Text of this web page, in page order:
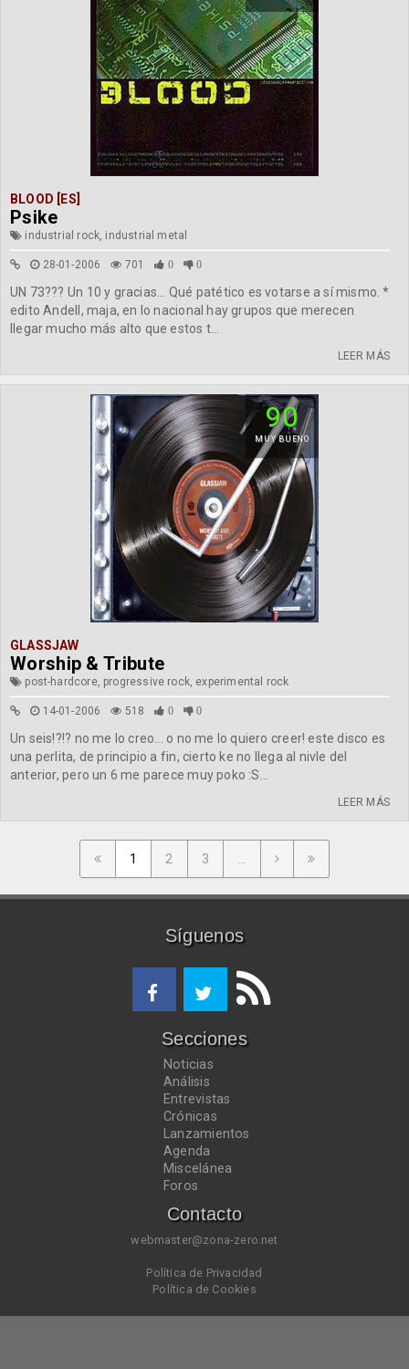
BLOOD [ES]
Psike
industrial rock, industrial metal
28-01-2006 701 0 0
UN 73??? Un 10 y gracias... Qué patético es votarse a sí mismo. *
edito Andell, maja, en lo nacional hay grupos que merecen
llegar mucho más alto que estos t...
LEER MÁS
90
MUY BUENO
GLASSJAW
Worship & Tribute
post-hardcore, progressive rock, experimental rock
14-01-2006 518 0 0
Un seis!?!? no me lo creo... o no me lo quiero creer! este disco es
una perlita, de principio a fin, cierto ke no llega al nivle del
anterior, pero un 6 me parece muy poko :S...
LEER MÁS
1 2 3
Síguenos
Secciones
Noticias
Análisis
Entrevistas
Crónicas
Lanzamientos
Agenda
Miscelánea
Foros
Contacto
webmaster@zona-zero.net
Política de Privacidad
Política de Cookies